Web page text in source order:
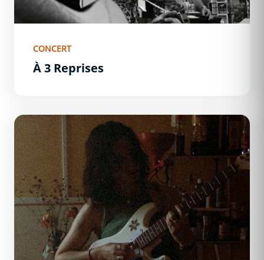
CONCERT
À 3 Reprises
Alexreste